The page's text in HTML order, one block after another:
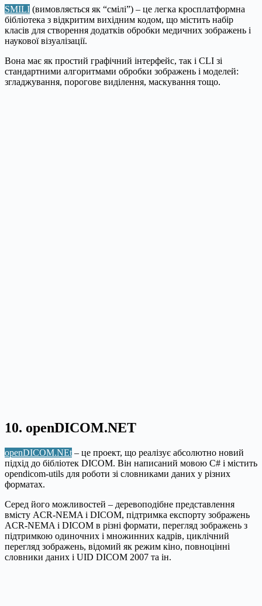
SMILI (вимовляється як “смілі”) – це легка кросплатформна
бібліотека з відкритим вихідним кодом, що містить набір
класів для створення додатків обробки медичних зображень і
наукової візуалізації.
Вона має як простий графічний інтерфейс, так і CLI зі
стандартними алгоритмами обробки зображень і моделей:
згладжування, порогове виділення, маскування тощо.
10. openDICOM.NET
openDICOM.NEt – це проект, що реалізує абсолютно новий
підхід до бібліотек DICOM. Він написаний мовою C# і містить
opendicom-utils для роботи зі словниками даних у різних
форматах.
Серед його можливостей – деревоподібне представлення
вмісту ACR-NEMA і DICOM, підтримка експорту зображень
ACR-NEMA і DICOM в різні формати, перегляд зображень з
підтримкою одиночних і множинних кадрів, циклічний
перегляд зображень, відомий як режим кіно, повноцінні
словники даних і UID DICOM 2007 та ін.